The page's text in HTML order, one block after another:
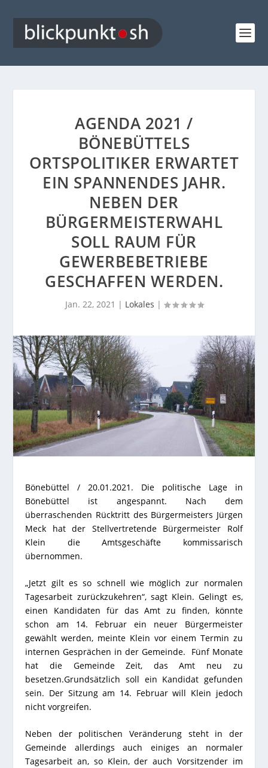
AGENDA 2021 /
BÖNEBÜTTELS
ORTSPOLITIKER ERWARTET
EIN SPANNENDES JAHR.
NEBEN DER
BÜRGERMEISTERWAHL
SOLL RAUM FÜR
GEWERBEBETRIEBE
GESCHAFFEN WERDEN.
Jan. 22, 2021 | Lokales |
Bönebüttel / 20.01.2021.
Die politische Lage in
Bönebüttel ist angespannt. Nach dem
überraschenden Rücktritt des Bürgermeisters Jürgen
Meck hat der Stellvertretende Bürgermeister Rolf
Klein die Amtsgeschäfte kommissarisch
übernommen.
„Jetzt gilt es so schnell wie möglich zur normalen
Tagesarbeit zurückzukehren“, sagt Klein. Gelingt es,
einen Kandidaten für das Amt zu finden, könnte
schon am 14. Februar ein neuer Bürgermeister
gewählt werden, meinte Klein vor einem Termin zu
internen Gesprächen in der Gemeinde. Fünf Monate
hat die Gemeinde Zeit, das Amt neu zu
besetzen.Grundsätzlich soll ein Kandidat gefunden
sein. Der Sitzung am 14. Februar will Klein jedoch
nicht vorgreifen.
Neben der politischen Veränderung steht in der
Gemeinde allerdings auch einiges an normaler
Tagesarbeit an, so Klein, der auch Vorsitzender im